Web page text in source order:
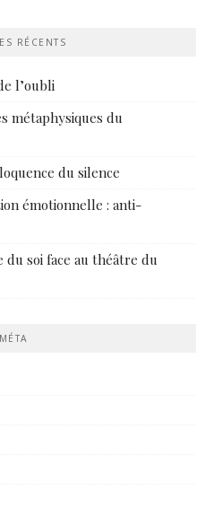
RÉCENTS
l’oubli
métaphysiques du
du silence
émotionnelle : anti-
du soi face au théâtre du
MÉTA